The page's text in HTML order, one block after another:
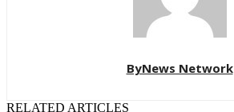
ByNews Network
RELATED ARTICLES